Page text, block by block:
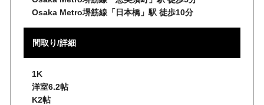
Osaka Metro堺筋線「日本橋」駅 徒歩10分
間取り/詳細
1K
洋室6.2帖
K2帖